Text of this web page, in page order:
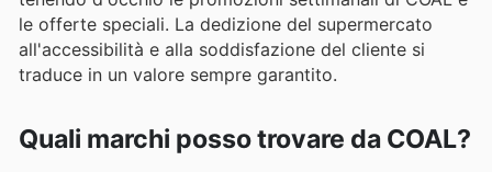
le offerte speciali. La dedizione del supermercato
all'accessibilità e alla soddisfazione del cliente si
traduce in un valore sempre garantito.
Quali marchi posso trovare da COAL?